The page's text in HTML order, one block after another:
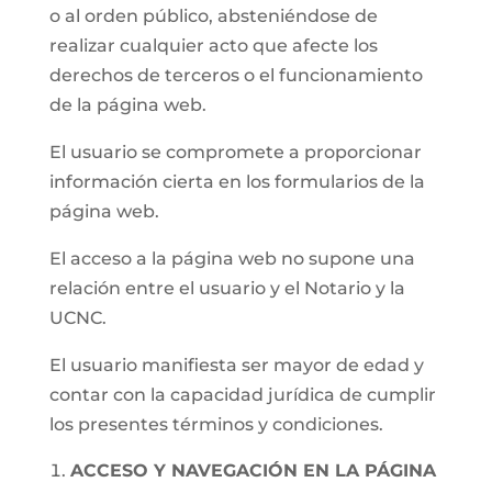
o al orden público, absteniéndose de
realizar cualquier acto que afecte los
derechos de terceros o el funcionamiento
de la página web.
El usuario se compromete a proporcionar
información cierta en los formularios de la
página web.
El acceso a la página web no supone una
relación entre el usuario y el Notario y la
UCNC.
El usuario manifiesta ser mayor de edad y
contar con la capacidad jurídica de cumplir
los presentes términos y condiciones.
ACCESO Y NAVEGACIÓN EN LA PÁGINA